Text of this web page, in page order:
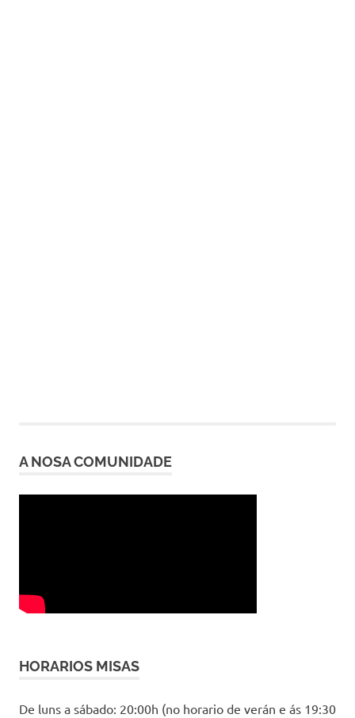
A NOSA COMUNIDADE
HORARIOS MISAS
De luns a sábado: 20:00h (no horario de verán e ás 19:30